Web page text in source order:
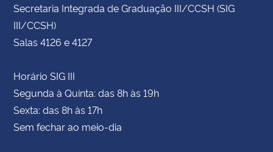
Secretaria Integrada de Graduação III/CCSH (SIG
III/CCSH)
Salas 4126 e 4127
Horário SIG III
Segunda à Quinta: das 8h às 19h
Sexta: das 8h às 17h
Sem fechar ao meio-dia